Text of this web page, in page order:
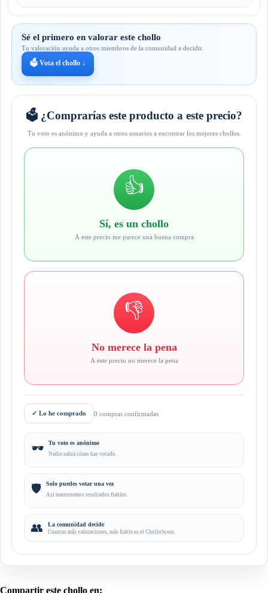
Sé el primero en valorar este chollo
Tu valoración ayuda a otros miembros de la comunidad a decidir.
🗳️ Vota el chollo ↓
🗳️ ¿Comprarías este producto a este precio?
Tu voto es anónimo y ayuda a otros usuarios a encontrar los mejores chollos.
👍
Sí, es un chollo
A este precio me parece una buena compra
👎
No merece la pena
A este precio no merece la pena
✓ Lo he comprado 0 compras confirmadas
🕶️ Tu voto es anónimo
Nadie sabrá cómo has votado.
🛡️ Solo puedes votar una vez
Así mantenemos resultados fiables.
👥 La comunidad decide
Cuantas más valoraciones, más fiable es el CholloScore.
Compartir este chollo en: